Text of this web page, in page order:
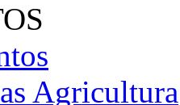
Agricultura